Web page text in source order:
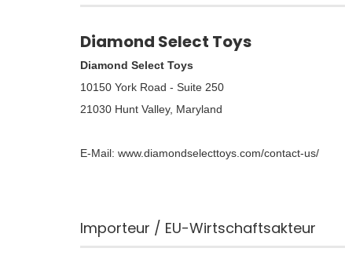
Diamond Select Toys
Diamond Select Toys
10150 York Road - Suite 250
21030 Hunt Valley, Maryland
E-Mail: www.diamondselecttoys.com/contact-us/
Importeur / EU-Wirtschaftsakteur